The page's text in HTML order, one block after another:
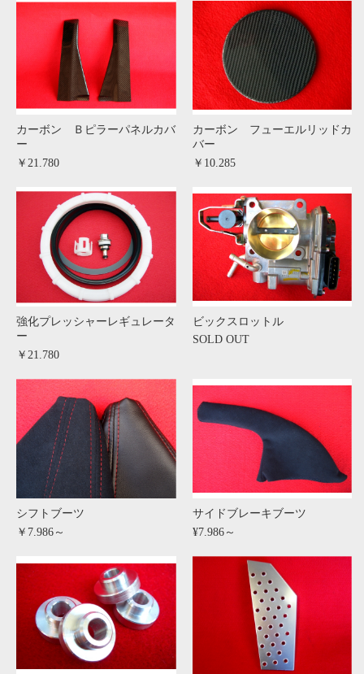
カーボン Ｂピラーパネルカバ
ー
￥21.780
カーボン フューエルリッドカ
バー
￥10.285
強化プレッシャーレギュレータ
ー
￥21.780
ビックスロットル
SOLD OUT
シフトブーツ
￥7.986～
サイドブレーキブーツ
¥7.986～